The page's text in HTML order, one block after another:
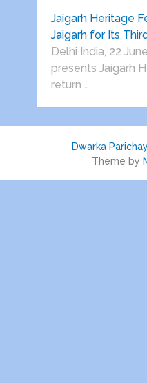
Jaigarh Heritage
Jaigarh for Its
Delhi India, 22
presents Jaigarh
return …
Dwarka Parichay
Theme by